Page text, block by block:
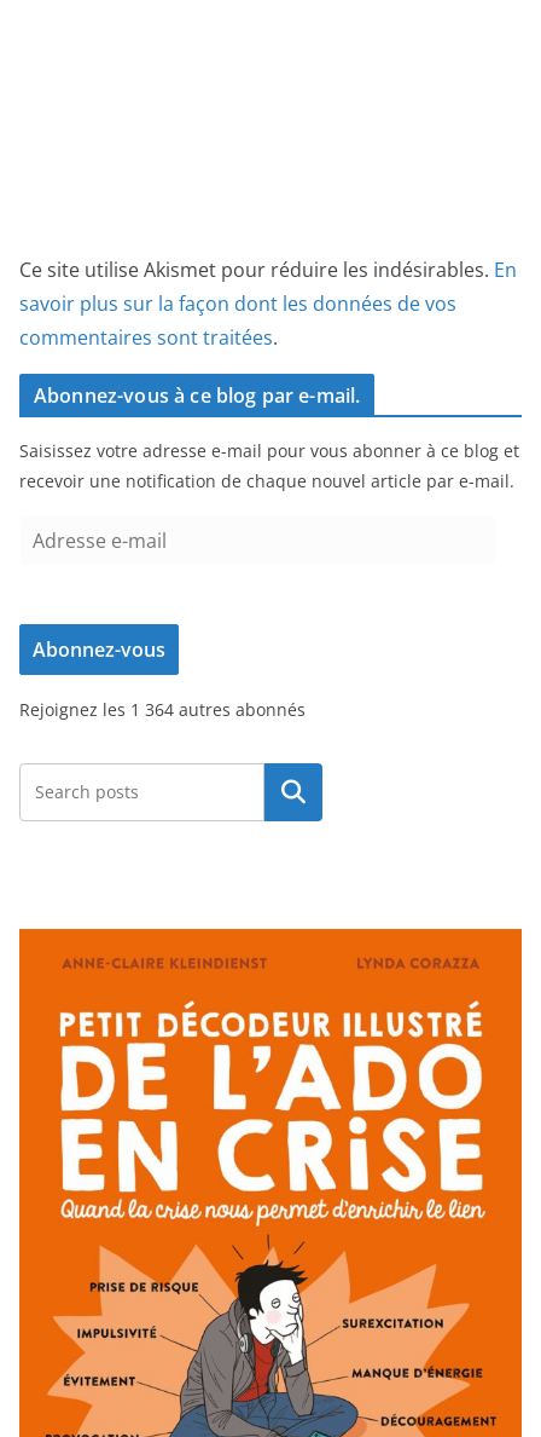
Ce site utilise Akismet pour réduire les indésirables. En
savoir plus sur la façon dont les données de vos
commentaires sont traitées.
Abonnez-vous à ce blog par e-mail.
Saisissez votre adresse e-mail pour vous abonner à ce blog et
recevoir une notification de chaque nouvel article par e-mail.
e
s
e
-
Abonnez-vous
Rejoignez les 1 364 autres abonnés
Rechercher